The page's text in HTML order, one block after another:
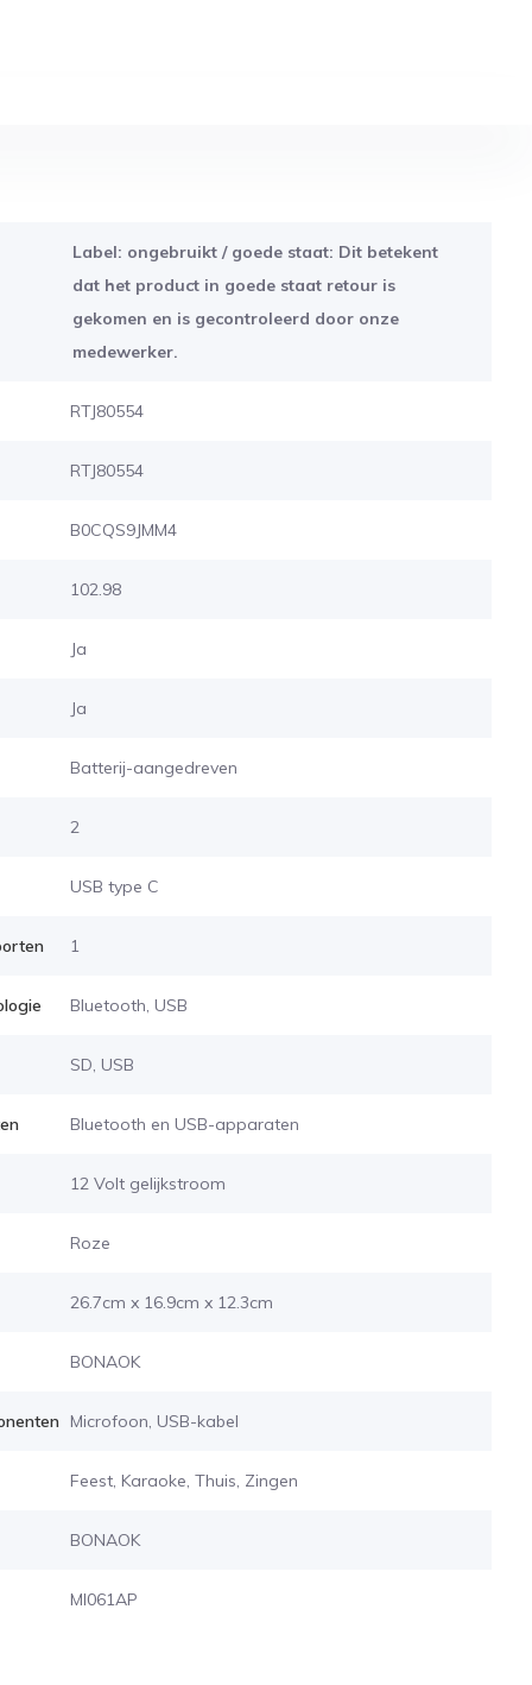
Label: ongebruikt / goede staat: Dit betekent
dat het product in goede staat retour is
gekomen en is gecontroleerd door onze
medewerker.
RTJ80554
RTJ80554
B0CQS9JMM4
102.98
Ja
Ja
Batterij-aangedreven
2
USB type C
1
Bluetooth, USB
SD, USB
Bluetooth en USB-apparaten
12 Volt gelijkstroom
Roze
26.7cm x 16.9cm x 12.3cm
BONAOK
Microfoon, USB-kabel
Feest, Karaoke, Thuis, Zingen
BONAOK
MI061AP